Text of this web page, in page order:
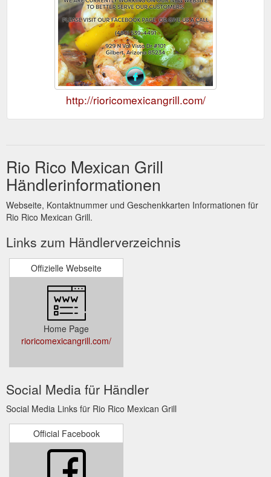
http://rioricomexicangrill.com/
Rio Rico Mexican Grill
Händlerinformationen
Webseite, Kontaktnummer und Geschenkkarten Informationen für
Rio Rico Mexican Grill.
Links zum Händlerverzeichnis
Offizielle Webseite
Home Page
rioricomexicangrill.com/
Social Media für Händler
Social Media Links für Rio Rico Mexican Grill
Official Facebook